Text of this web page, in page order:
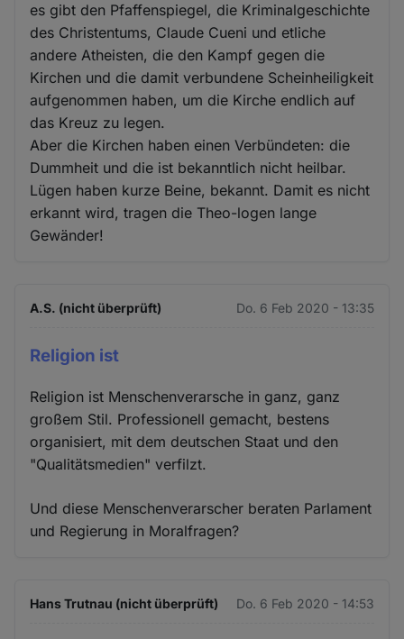
es gibt den Pfaffenspiegel, die Kriminalgeschichte
des Christentums, Claude Cueni und etliche
andere Atheisten, die den Kampf gegen die
Kirchen und die damit verbundene Scheinheiligkeit
aufgenommen haben, um die Kirche endlich auf
das Kreuz zu legen.
Aber die Kirchen haben einen Verbündeten: die
Dummheit und die ist bekanntlich nicht heilbar.
Lügen haben kurze Beine, bekannt. Damit es nicht
erkannt wird, tragen die Theo-logen lange
Gewänder!
A.S. (nicht überprüft) Do. 6 Feb 2020 - 13:35
Religion ist
Religion ist Menschenverarsche in ganz, ganz
großem Stil. Professionell gemacht, bestens
organisiert, mit dem deutschen Staat und den
"Qualitätsmedien" verfilzt.
Und diese Menschenverarscher beraten Parlament
und Regierung in Moralfragen?
Hans Trutnau (nicht überprüft) Do. 6 Feb 2020 - 14:53